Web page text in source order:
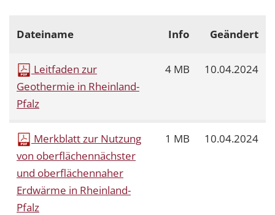
Dateiname Info Geändert
Leitfaden zur
Geothermie in Rheinland-
Pfalz
4 MB 10.04.2024
Merkblatt zur Nutzung
von oberflächennächster
und oberflächennaher
Erdwärme in Rheinland-
Pfalz
1 MB 10.04.2024